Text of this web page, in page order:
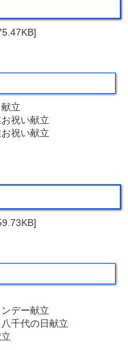
立
祝い献立
祝い献立
デー献立
千代の日献立